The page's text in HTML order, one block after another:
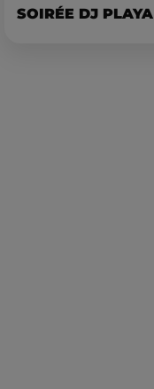
SOIRÉE DJ PLAYA